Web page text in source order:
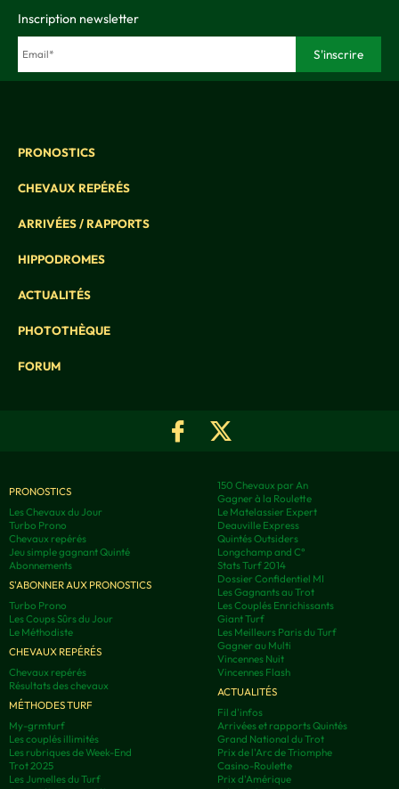
Inscription newsletter
PRONOSTICS
CHEVAUX REPÉRÉS
ARRIVÉES / RAPPORTS
HIPPODROMES
ACTUALITÉS
PHOTOTHÈQUE
FORUM
PRONOSTICS
Les Chevaux du Jour
Turbo Prono
Chevaux repérés
Jeu simple gagnant Quinté
Abonnements
S'ABONNER AUX PRONOSTICS
Turbo Prono
Les Coups Sûrs du Jour
Le Méthodiste
CHEVAUX REPÉRÉS
Chevaux repérés
Résultats des chevaux
MÉTHODES TURF
My-grmturf
Les couplés illimités
Les rubriques de Week-End
Trot 2025
Les Jumelles du Turf
150 Chevaux par An
Gagner à la Roulette
Le Matelassier Expert
Deauville Express
Quintés Outsiders
Longchamp and C°
Stats Turf 2014
Dossier Confidentiel MI
Les Gagnants au Trot
Les Couplés Enrichissants
Giant Turf
Les Meilleurs Paris du Turf
Gagner au Multi
Vincennes Nuit
Vincennes Flash
ACTUALITÉS
Fil d'infos
Arrivées et rapports Quintés
Grand National du Trot
Prix de l'Arc de Triomphe
Casino-Roulette
Prix d'Amérique